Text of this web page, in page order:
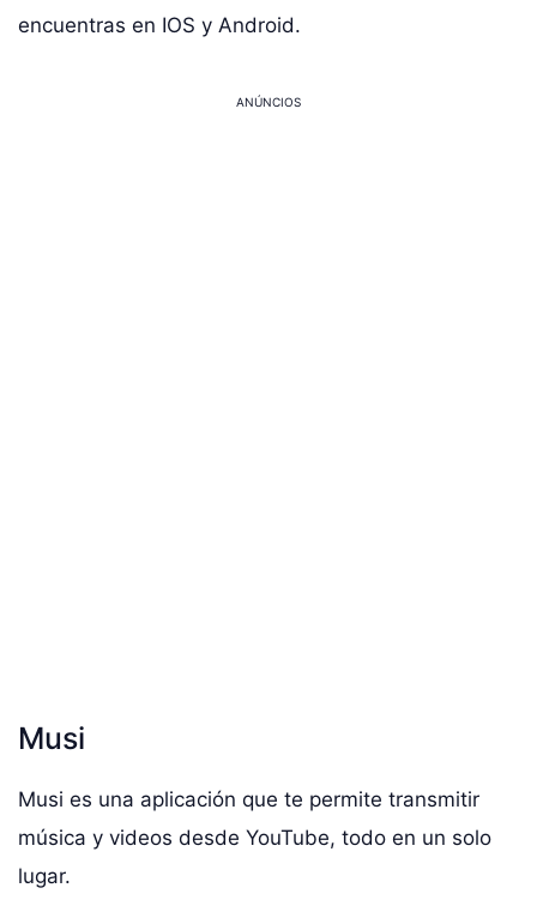
encuentras en IOS y Android.
ANÚNCIOS
Musi
Musi es una aplicación que te permite transmitir
música y videos desde YouTube, todo en un solo
lugar.